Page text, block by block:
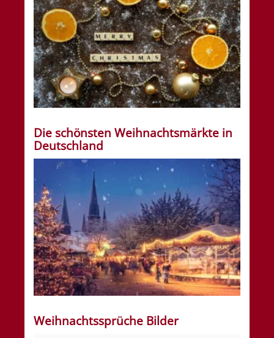
Die schönsten Weihnachtsmärkte in
Deutschland
Weihnachtssprüche Bilder